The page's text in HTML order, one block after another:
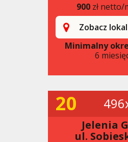
900zł netto/
Zobacz
Minimalny
6
20
Jelenia
ul.